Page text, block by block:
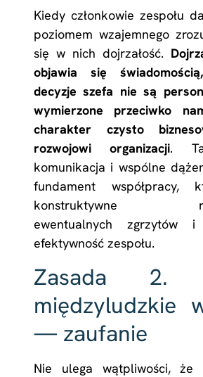
Kiedy członkowie zespołu
poziomem wzajemnego
się w nich dojrzałość.
objawia się
decyzje szefa nie są
wymierzone przeciwko
charakter czysto
rozwojowi organizacji.
komunikacja i wspólne
fundament współpracy,
konstruktywne
ewentualnych zgrzytów
efektywność zespołu.
Zasada 2.
międzyludzkie
— zaufanie
Nie ulega wątpliwości, że